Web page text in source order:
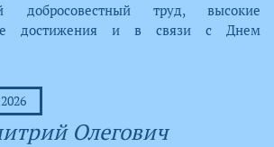
добросовестный труд, высокие
достижения и в связи с Днем
Олегович